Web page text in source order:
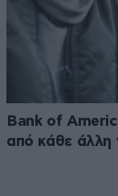
Bank of
από κάθε άλλη